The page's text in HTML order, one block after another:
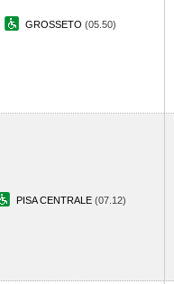
GROSSETO (05.50)
PISA CENTRALE (07.12)